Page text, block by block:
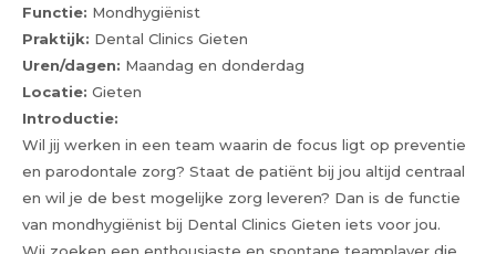
Functie: Mondhygiënist
Praktijk: Dental Clinics Gieten
Uren/dagen: Maandag en donderdag
Locatie: Gieten
Introductie:
Wil jij werken in een team waarin de focus ligt op preventie
en parodontale zorg? Staat de patiënt bij jou altijd centraal
en wil je de best mogelijke zorg leveren? Dan is de functie
van mondhygiënist bij Dental Clinics Gieten iets voor jou.